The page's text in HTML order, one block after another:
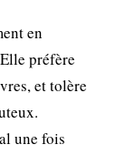
en
préfère
et tolère
une fois